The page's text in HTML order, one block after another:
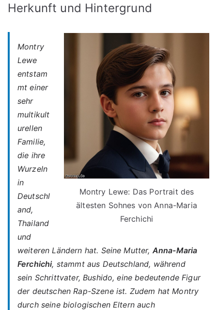
Herkunft und Hintergrund
Montry Lewe: Das Portrait des
ältesten Sohnes von Anna-Maria
Ferchichi
Montry
Lewe
entstam
mt einer
sehr
multikult
urellen
Familie,
die ihre
Wurzeln
in
Deutschl
and,
Thailand
und
weiteren Ländern hat. Seine Mutter, Anna-Maria
Ferchichi, stammt aus Deutschland, während
sein Schrittvater, Bushido, eine bedeutende Figur
der deutschen Rap-Szene ist. Zudem hat Montry
durch seine biologischen Eltern auch